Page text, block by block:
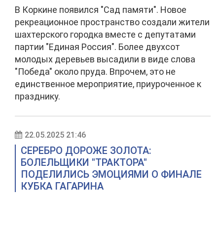
В Коркине появился "Сад памяти". Новое
рекреационное пространство создали жители
шахтерского городка вместе с депутатами
партии "Единая Россия". Более двухсот
молодых деревьев высадили в виде слова
"Победа" около пруда. Впрочем, это не
единственное мероприятие, приуроченное к
празднику.
22.05.2025 21:46
СЕРЕБРО ДОРОЖЕ ЗОЛОТА:
БОЛЕЛЬЩИКИ "ТРАКТОРА"
ПОДЕЛИЛИСЬ ЭМОЦИЯМИ О ФИНАЛЕ
КУБКА ГАГАРИНА